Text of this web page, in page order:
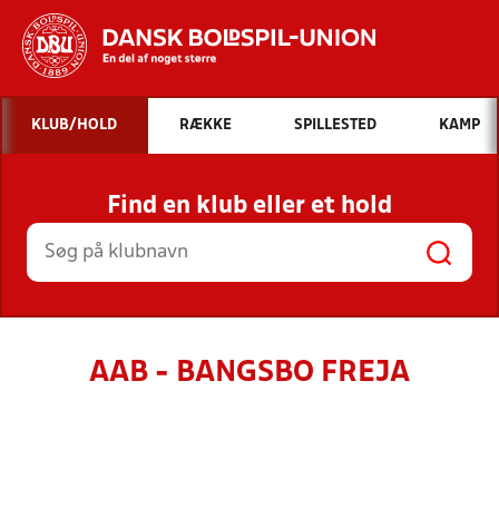
Hvad vil du søge efter?
INDHOLD OG NYHEDER
STILLINGER, RESULTATER, KLUBBER OG
HOLD
KLUB/HOLD RÆKKE SPILLESTED KAMP
Find en klub eller et hold
AAB - BANGSBO FREJA